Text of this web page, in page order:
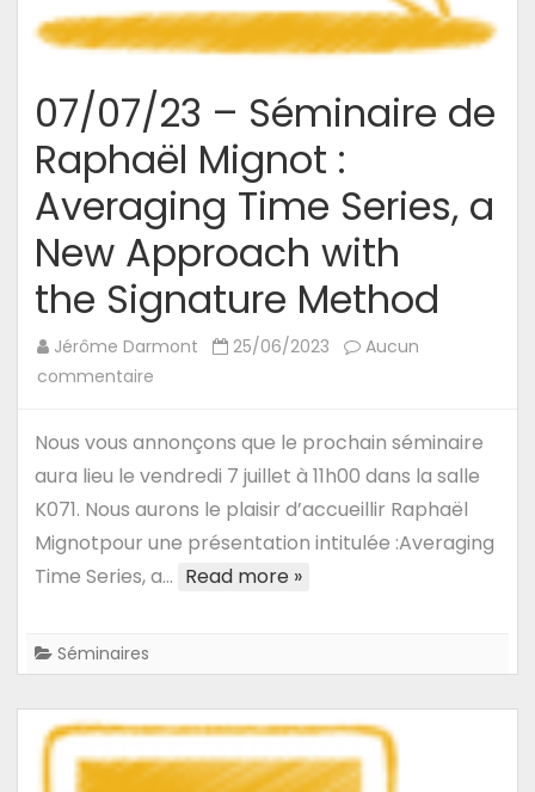
07/07/23 – Séminaire de
Raphaël Mignot :
Averaging Time Series, a
New Approach with
the Signature Method
Jérôme Darmont 25/06/2023
Aucun
commentaire
–
Séminaire
Mignot
:
Series,
a
New
Approach
Nous vous annonçons que le prochain séminaire
aura lieu le vendredi 7 juillet à 11h00 dans la salle
K071. Nous aurons le plaisir d’accueillir Raphaël
Mignotpour une présentation intitulée :Averaging
Time Series, a… Read more »
Séminaires